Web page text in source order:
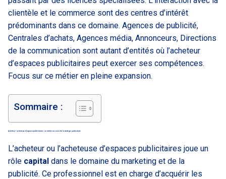
clientèle et le commerce sont des centres d’intérêt
prédominants dans ce domaine. Agences de publicité,
Centrales d’achats, Agences média, Annonceurs, Directions
de la communication sont autant d’entités où l’acheteur
d’espaces publicitaires peut exercer ses compétences.
Focus sur ce métier en pleine expansion.
Sommaire :
Acheteur / acheteuse d’espaces publicitaires : un métier au coeur de la stratégie publicitaire
L’acheteur ou l’acheteuse d’espaces publicitaires joue un
rôle capital dans le domaine du marketing et de la
publicité. Ce professionnel est en charge d’acquérir les